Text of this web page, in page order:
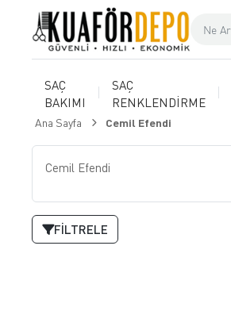
SAÇ
BAKIMI
SAÇ
RENKLENDİRME
Ana Sayfa Cemil Efendi
Cemil Efendi
FILTRELE